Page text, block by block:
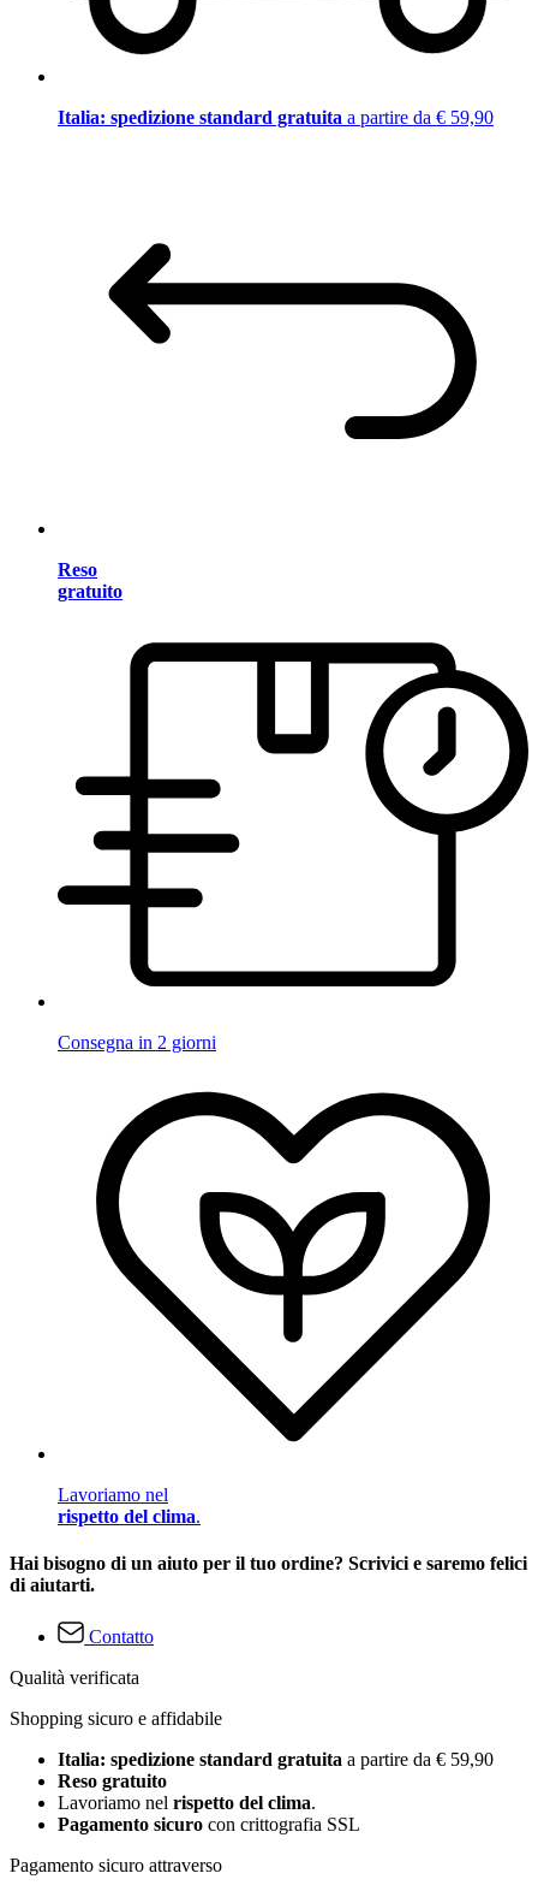
Italia: spedizione standard gratuita a partire da € 59,90
Reso
gratuito
Consegna in 2 giorni
Lavoriamo nel
rispetto del clima.
Hai bisogno di un aiuto per il tuo ordine? Scrivici e saremo felici
di aiutarti.
Contatto
Qualità verificata
Shopping sicuro e affidabile
Italia: spedizione standard gratuita a partire da € 59,90
Reso gratuito
Lavoriamo nel rispetto del clima.
Pagamento sicuro con crittografia SSL
Pagamento sicuro attraverso